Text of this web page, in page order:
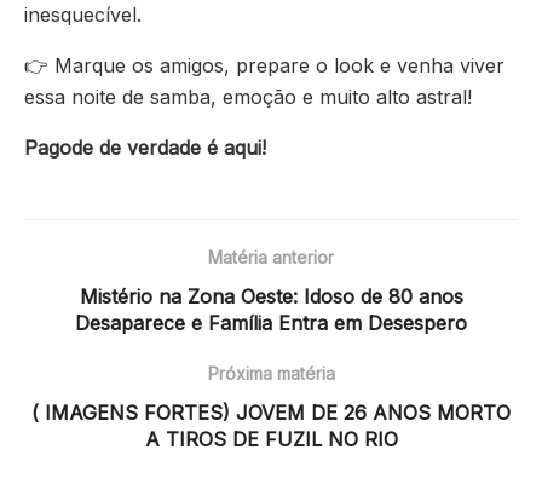
inesquecível.
👉 Marque os amigos, prepare o look e venha viver
essa noite de samba, emoção e muito alto astral!
Pagode de verdade é aqui!
Matéria anterior
Mistério na Zona Oeste: Idoso de 80 anos
Desaparece e Família Entra em Desespero
Próxima matéria
( IMAGENS FORTES) JOVEM DE 26 ANOS MORTO
A TIROS DE FUZIL NO RIO